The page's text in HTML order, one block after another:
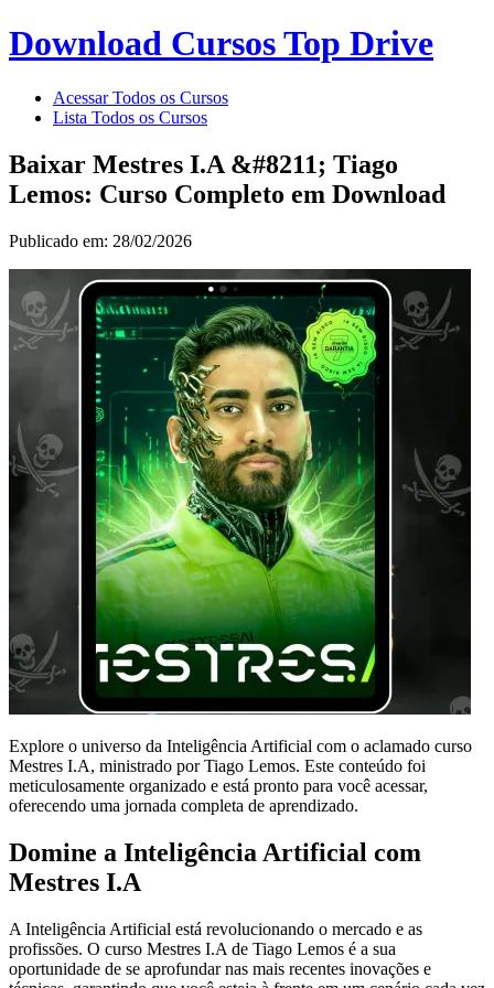
Download Cursos Top Drive
Acessar Todos os Cursos
Lista Todos os Cursos
Baixar Mestres I.A &#8211; Tiago
Lemos: Curso Completo em Download
Publicado em: 28/02/2026
Explore o universo da Inteligência Artificial com o aclamado curso
Mestres I.A, ministrado por Tiago Lemos. Este conteúdo foi
meticulosamente organizado e está pronto para você acessar,
oferecendo uma jornada completa de aprendizado.
Domine a Inteligência Artificial com
Mestres I.A
A Inteligência Artificial está revolucionando o mercado e as
profissões. O curso Mestres I.A de Tiago Lemos é a sua
oportunidade de se aprofundar nas mais recentes inovações e